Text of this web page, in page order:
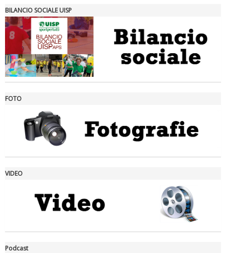
Ddl Lobby, Uisp: “Il Parlamento valorizzi le nostre specificità"
BILANCIO SOCIALE UISP
FOTO
VIDEO
Podcast